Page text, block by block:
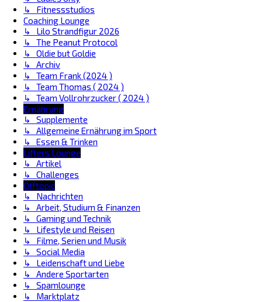
↳ Fitnessstudios
Coaching Lounge
↳ Lilo Strandfigur 2026
↳ The Peanut Protocol
↳ Oldie but Goldie
↳ Archiv
↳ Team Frank (2024 )
↳ Team Thomas ( 2024 )
↳ Team Vollrohrzucker ( 2024 )
Ernährung
↳ Supplemente
↳ Allgemeine Ernährung im Sport
↳ Essen & Trinken
Lifters Lounge
↳ Artikel
↳ Challenges
Offtopic
↳ Nachrichten
↳ Arbeit, Studium & Finanzen
↳ Gaming und Technik
↳ Lifestyle und Reisen
↳ Filme, Serien und Musik
↳ Social Media
↳ Leidenschaft und Liebe
↳ Andere Sportarten
↳ Spamlounge
↳ Marktplatz